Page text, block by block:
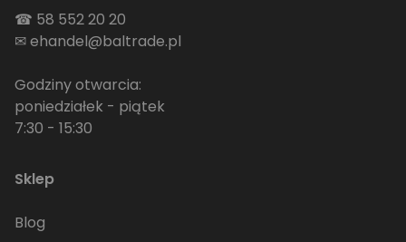
☎ 58 552 20 20
✉ehandel@baltrade.pl
Godziny otwarcia:
poniedziałek - piątek
7:30 - 15:30
Sklep
Blog